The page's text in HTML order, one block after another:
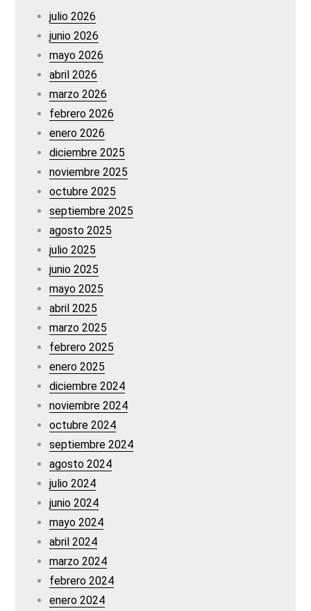
julio 2026
junio 2026
mayo 2026
abril 2026
marzo 2026
febrero 2026
enero 2026
diciembre 2025
noviembre 2025
octubre 2025
septiembre 2025
agosto 2025
julio 2025
junio 2025
mayo 2025
abril 2025
marzo 2025
febrero 2025
enero 2025
diciembre 2024
noviembre 2024
octubre 2024
septiembre 2024
agosto 2024
julio 2024
junio 2024
mayo 2024
abril 2024
marzo 2024
febrero 2024
enero 2024